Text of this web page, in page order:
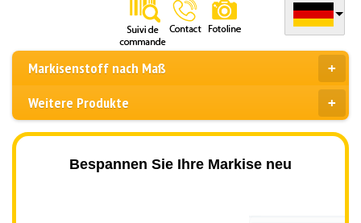
Markisenstoff nach Maß
Weitere Produkte
Bespannen Sie Ihre Markise neu